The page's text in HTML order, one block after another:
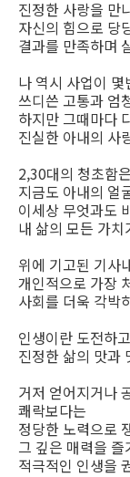
진정한 사랑을 만
자신의 힘으로 당
결과를 만족하며
나 역시 사업이 몇
쓰디쓴 고통과 엄
하지만 그때마다
진실한 아내의 사
2,30대의 청초함
지금도 아내의 얼
이세상 무엇과도
내 삶의 모든 가
위에 기고된 기사
개인적으로 가장
사회를 더욱 각박
인생이란 도전하
진정한 삶의 맛과
거저 얻어지거나
쾌락보다는
정당한 노력으로
그 깊은 매력을 즐
적극적인 인생을